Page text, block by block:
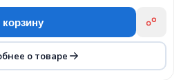
корзину
о товаре